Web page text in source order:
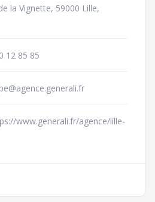
la Vignette, 59000 Lille,
12 85 85
www.generali.fr/agence/lille-